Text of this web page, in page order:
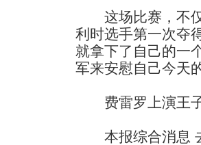
这场比赛，不仅
利时选手第一次夺
就拿下了自己的一
军来安慰自己今天
费雷罗上演王
本报综合消息 去